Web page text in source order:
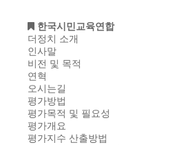
한국시민교육연합
더정치 소개
인사말
비전 및 목적
연혁
오시는길
평가방법
평가목적 및 필요성
평가개요
평가지수 산출방법